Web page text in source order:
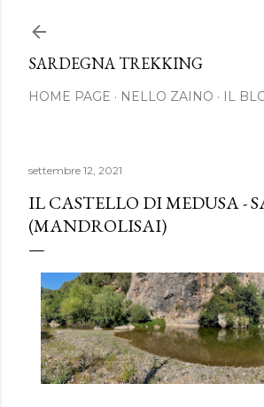
SARDEGNA TREKKING
HOME PAGE NELLO ZAINO IL
settembre 12, 2021
IL CASTELLO DI MEDUSA -
(MANDROLISAI)